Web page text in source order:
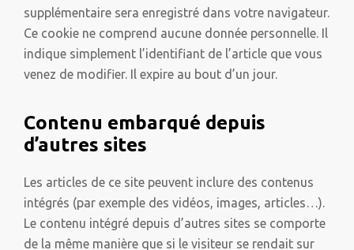
supplémentaire sera enregistré dans votre navigateur.
Ce cookie ne comprend aucune donnée personnelle. Il
indique simplement l’identifiant de l’article que vous
venez de modifier. Il expire au bout d’un jour.
Contenu embarqué depuis
d’autres sites
Les articles de ce site peuvent inclure des contenus
intégrés (par exemple des vidéos, images, articles…).
Le contenu intégré depuis d’autres sites se comporte
de la même manière que si le visiteur se rendait sur